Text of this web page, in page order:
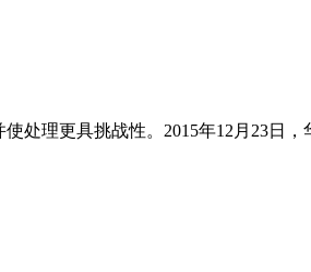
理更具挑战性。2015年12月23日